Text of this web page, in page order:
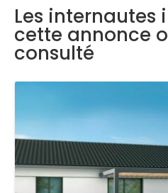
Les internautes
cette annonce
consulté